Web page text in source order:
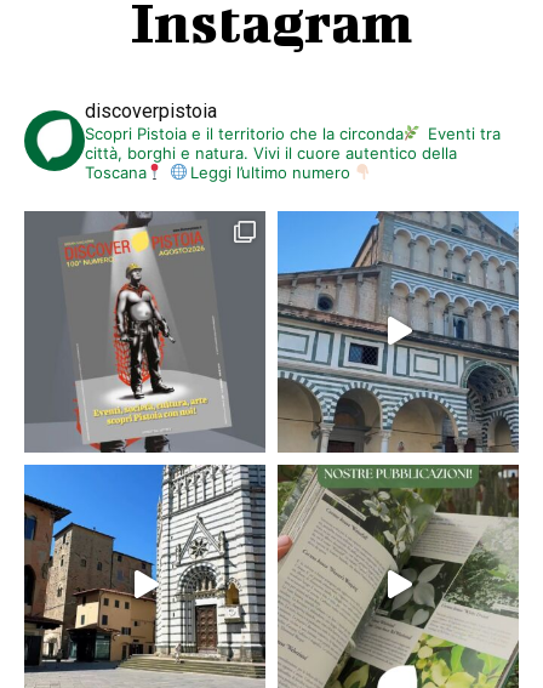
Instagram
discoverpistoia
Scopri Pistoia e il territorio che la circonda
Eventi tra
città, borghi e natura. Vivi il cuore autentico della
Toscana
Leggi l’ultimo numero